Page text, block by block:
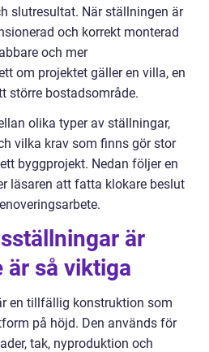
slutresultat. När ställningen är
och korrekt monterad
och mer
om projektet gäller en villa, en
större bostadsområde.
olika typer av ställningar,
vilka krav som finns gör stor
byggprojekt. Nedan följer en
läsaren att fatta klokare beslut
är
är så viktiga
en tillfällig konstruktion som
på höjd. Den används för
tak, nyproduktion och